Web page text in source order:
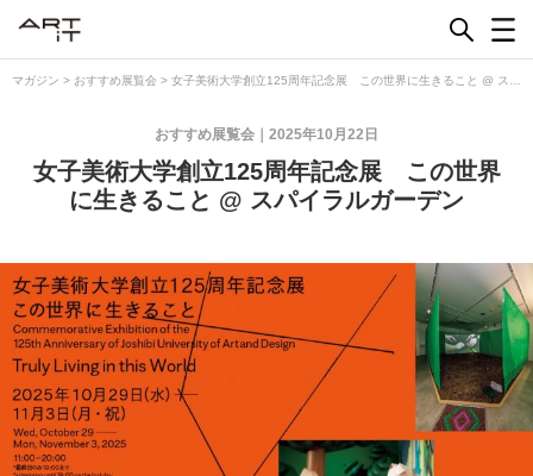
マガジン > おすすめ展覧会 > 女子美術大学創立125周年記念展 この世界に生きること @ スパ
2025年10月22日
おすすめ展覧会
女子美術大学創立125周年記念展 この世界
に生きること @ スパイラルガーデン